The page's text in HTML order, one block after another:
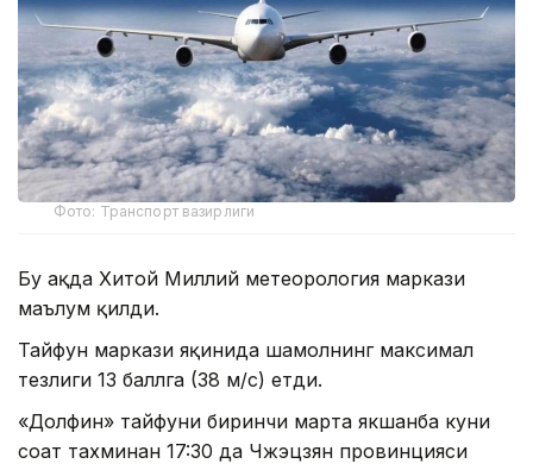
Фото: Транспорт вазирлиги
Бу ҳақда Хитой Миллий метеорология маркази
маълум қилди.
Тайфун маркази яқинида шамолнинг максимал
тезлиги 13 баллга (38 м/с) етди.
«Долфин» тайфуни биринчи марта якшанба куни
соат тахминан 17:30 да Чжэцзян провинцияси